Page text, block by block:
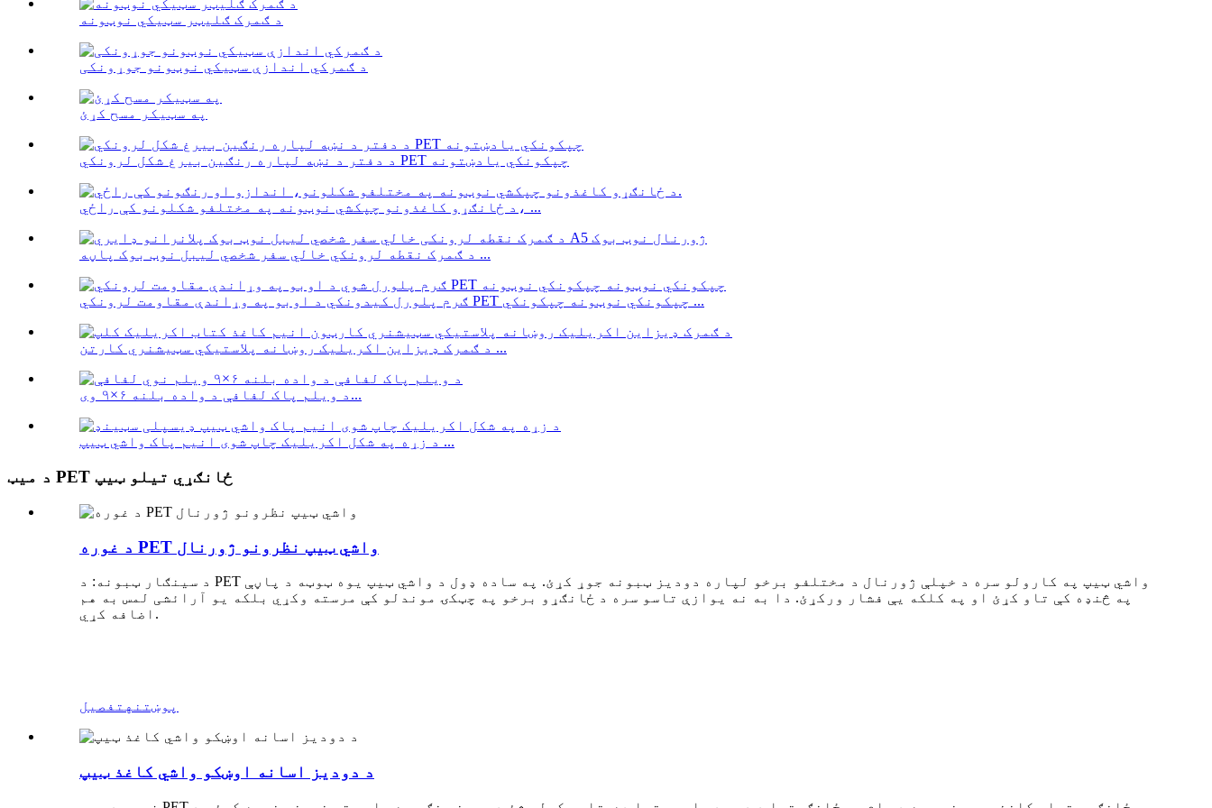
د ګمرک ګلیټر سټیکي نوټونه
د ګمرکي اندازې سټیکي نوټونو جوړونکی
په سټیکر مسح کړئ
د دفتر د نښه لپاره رنګین بیرغ شکل لرونکي PET چپکونکي یادښتونه
د ځانګړو کاغذونو چپکشي نوټونه په مختلفو شکلونو کې راځي، ...
د ګمرک نقطه لرونکي خالي سفر شخصي لیبل نوټ بوک پاڼه ...
ګرم پلورل کیدونکي د اوبو په وړاندې مقاومت لرونکي PET چپکونکي نوټونه چپکونکي ...
د ګمرک ډیزاین اکریلیک روښانه پلاستيکي سټیشنري کارتن ...
د ویلم پاک لفافې د واده بلنه ۶×۹ وی...
د زړه په شکل اکریلیک چاپ شوی انیم پاک واشي ټیپ ...
د میټ PET ځانګړي تیلو ټیپ
د غوره PET واشي ټیپ نظرونو ژورنال
د سينګار ټبونه: د PET واشي ټیپ په کارولو سره د خپلې ژورنال د مختلفو برخو لپاره دودیز ټبونه جوړ کړئ. په ساده ډول د واشي ټیپ یوه ټوټه د پاڼې
په څنډه کې تاو کړئ او په کلکه یې فشار ورکړئ. دا به نه یوازې تاسو سره د ځانګړو برخو په چټکۍ موندلو کې مرسته وکړي بلکه یو آرائشی لمس به هم
اضافه کړي.
پوښتنه تفصیل
د دودیز اسانه اوښکو واشي کاغذ ټیپ